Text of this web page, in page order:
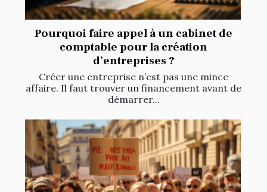
Pourquoi faire appel à un cabinet de
comptable pour la création
d’entreprises ?
Créer une entreprise n’est pas une mince
affaire. Il faut trouver un financement avant de
démarrer...